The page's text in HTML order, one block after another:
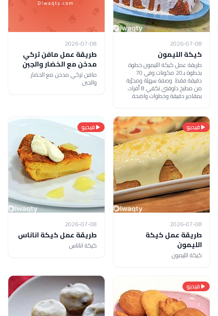
2026-07-08
كيكة الليمون
طريقة عمل كيكة الليمون خطوة
بخطوة بـ20 مكونات وفي 70
دقيقة فقط. وصفة سهلة ومجرّبة
من مطبخ دلوقتي تكفي 8 أفراد،
بمقادير دقيقة وخطوات واضحة.
2026-07-08
طريقة عمل مافن تركي
مدخن مع الخضار والجبن
مافن تركي مدخن مع الخضار
والجبن
فيديو
2026-07-08
طريقة عمل كيكة
الليمون
كيكة الليمون
فيديو
2026-07-08
طريقة عمل كيكة اناناس
كيكة اناناس
فيديو